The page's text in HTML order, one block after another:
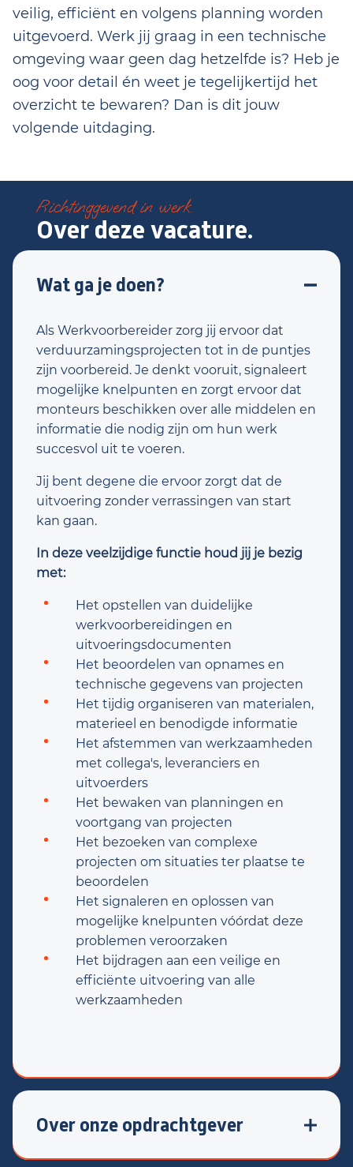
veilig, efficiënt en volgens planning worden
uitgevoerd. Werk jij graag in een technische
omgeving waar geen dag hetzelfde is? Heb je
oog voor detail én weet je tegelijkertijd het
overzicht te bewaren? Dan is dit jouw
volgende uitdaging.
Richtinggevend in werk.
Over deze vacature.
Wat ga je doen?
Als Werkvoorbereider zorg jij ervoor dat
verduurzamingsprojecten tot in de puntjes
zijn voorbereid. Je denkt vooruit, signaleert
mogelijke knelpunten en zorgt ervoor dat
monteurs beschikken over alle middelen en
informatie die nodig zijn om hun werk
succesvol uit te voeren.
Jij bent degene die ervoor zorgt dat de
uitvoering zonder verrassingen van start
kan gaan.
In deze veelzijdige functie houd jij je bezig
met:
Het opstellen van duidelijke
werkvoorbereidingen en
uitvoeringsdocumenten
Het beoordelen van opnames en
technische gegevens van projecten
Het tijdig organiseren van materialen,
materieel en benodigde informatie
Het afstemmen van werkzaamheden
met collega's, leveranciers en
uitvoerders
Het bewaken van planningen en
voortgang van projecten
Het bezoeken van complexe
projecten om situaties ter plaatse te
beoordelen
Het signaleren en oplossen van
mogelijke knelpunten vóórdat deze
problemen veroorzaken
Het bijdragen aan een veilige en
efficiënte uitvoering van alle
werkzaamheden
Over onze opdrachtgever
Onze opdrachtgever is een specialist op het